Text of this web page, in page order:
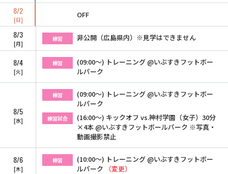
8/2
日 OFF
8/3
月
練習 非公開（広島県内）※見学はできません
8/4
火
練習
(09:00〜) トレーニング @いぶすきフットボー
ルパーク
8/5
水
練習
(09:00〜) トレーニング @いぶすきフットボー
ルパーク
練習試合
(16:00〜) キックオフ vs.神村学園（女子）30分
×4本 @いぶすきフットボールパーク ※写真・
動画撮影禁止
8/6
木
練習
(10:00〜) トレーニング @いぶすきフットボー
ルパーク
（変更）